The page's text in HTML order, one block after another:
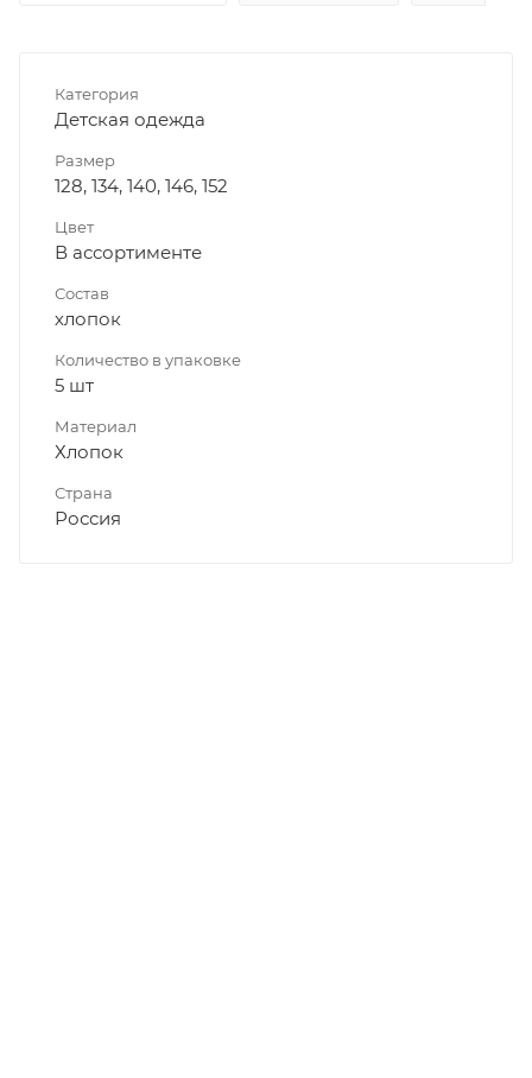
Категория
Детская одежда
Размер
128, 134, 140, 146, 152
Цвет
В ассортименте
Состав
хлопок
Количество в упаковке
5 шт
Материал
Хлопок
Страна
Россия